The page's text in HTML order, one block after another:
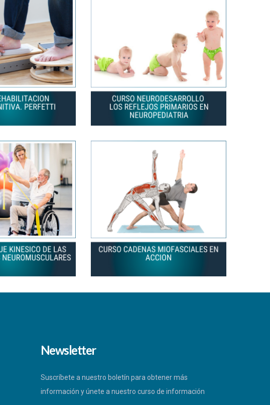
Newsletter
Suscríbete a nuestro boletín para obtener más
información y únete a nuestro curso de información